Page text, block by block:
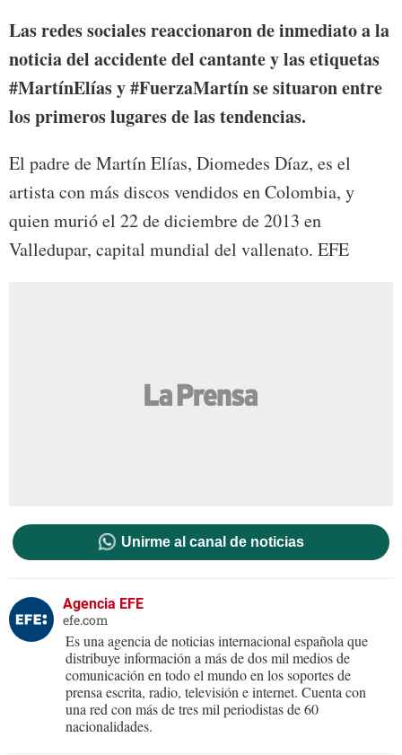
Las redes sociales reaccionaron de inmediato a la
noticia del accidente del cantante y las etiquetas
#MartínElías y #FuerzaMartín se situaron entre
los primeros lugares de las tendencias.
El padre de Martín Elías, Diomedes Díaz, es el
artista con más discos vendidos en Colombia, y
quien murió el 22 de diciembre de 2013 en
Valledupar, capital mundial del vallenato. EFE
Unirme al canal de noticias
Agencia EFE
efe.com
Es una agencia de noticias internacional española que
distribuye información a más de dos mil medios de
comunicación en todo el mundo en los soportes de
prensa escrita, radio, televisión e internet. Cuenta con
una red con más de tres mil periodistas de 60
nacionalidades.